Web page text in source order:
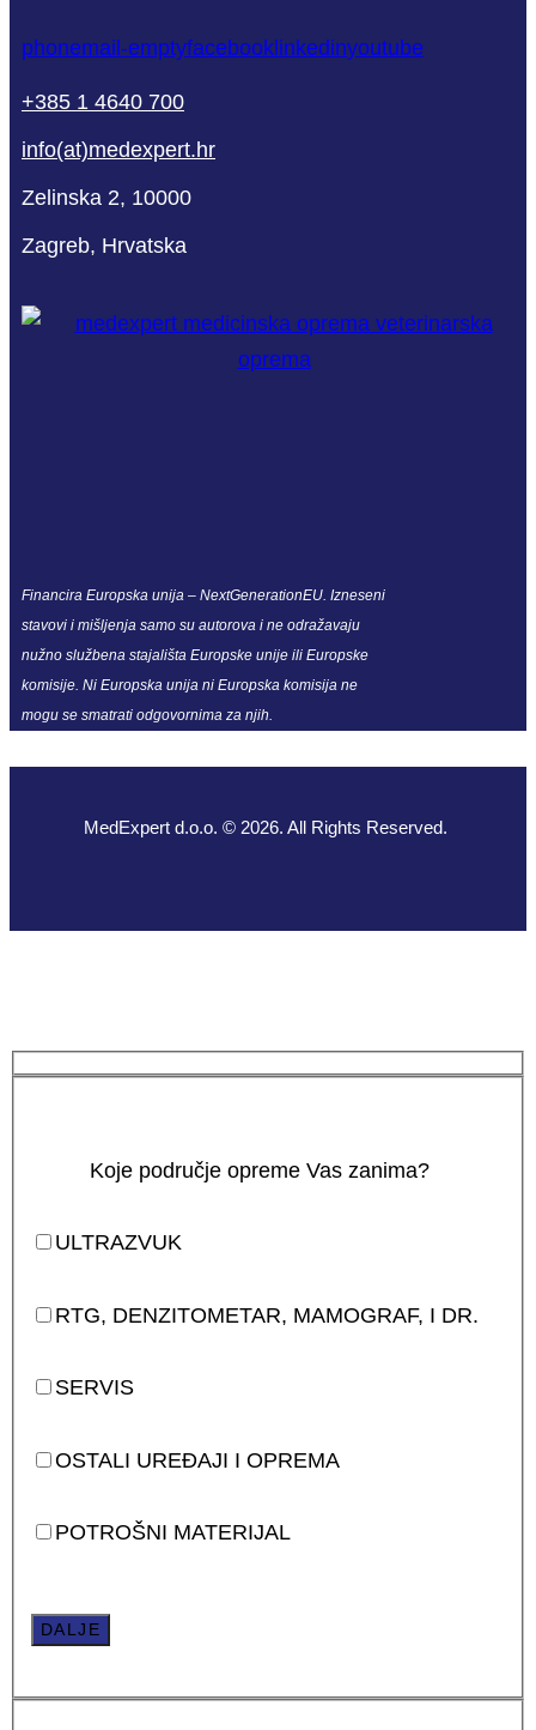
phonemail-emptyfacebooklinkedinyoutube
+385 1 4640 700
info(at)medexpert.hr
Zelinska 2, 10000
Zagreb, Hrvatska
Financira Europska unija – NextGenerationEU. Izneseni
stavovi i mišljenja samo su autorova i ne odražavaju
nužno službena stajališta Europske unije ili Europske
komisije. Ni Europska unija ni Europska komisija ne
mogu se smatrati odgovornima za njih.
MedExpert d.o.o. © 2026. All Rights Reserved.
Koje područje opreme Vas zanima?
ULTRAZVUK
RTG, DENZITOMETAR, MAMOGRAF, I DR.
SERVIS
OSTALI UREĐAJI I OPREMA
POTROŠNI MATERIJAL
DALJE